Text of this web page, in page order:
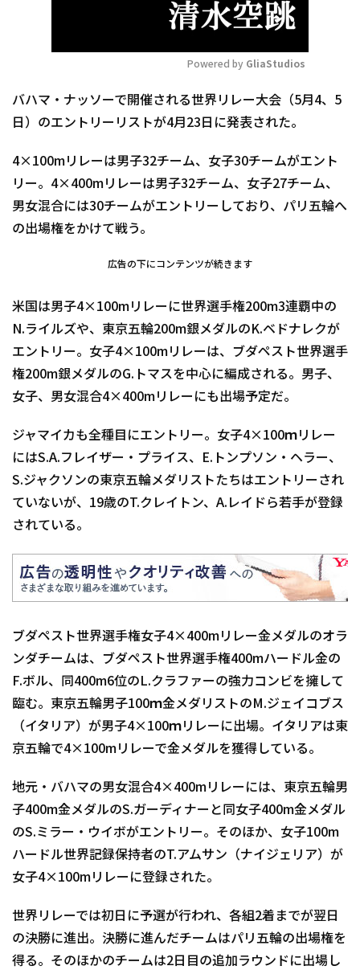
Mute
Powered by GliaStudios
バハマ・ナッソーで開催される世界リレー大会（5月4、5
日）のエントリーリストが4月23日に発表された。
4×100mリレーは男子32チーム、女子30チームがエント
リー。4×400mリレーは男子32チーム、女子27チーム、
男女混合には30チームがエントリーしており、パリ五輪へ
の出場権をかけて戦う。
広告の下にコンテンツが続きます
米国は男子4×100mリレーに世界選手権200m3連覇中の
N.ライルズや、東京五輪200m銀メダルのK.ベドナレクが
エントリー。女子4×100mリレーは、ブダペスト世界選手
権200m銀メダルのG.トマスを中心に編成される。男子、
女子、男女混合4×400mリレーにも出場予定だ。
ジャマイカも全種目にエントリー。女子4×100ｍリレー
にはS.A.フレイザー・プライス、E.トンプソン・ヘラー、
S.ジャクソンの東京五輪メダリストたちはエントリーされ
ていないが、19歳のT.クレイトン、A.レイドら若手が登録
されている。
ブダペスト世界選手権女子4×400mリレー金メダルのオラ
ンダチームは、ブダペスト世界選手権400mハードル金の
F.ボル、同400m6位のL.クラファーの強力コンビを擁して
臨む。東京五輪男子100ｍ金メダリストのM.ジェイコブス
（イタリア）が男子4×100ｍリレーに出場。イタリアは東
京五輪で4×100mリレーで金メダルを獲得している。
地元・バハマの男女混合4×400mリレーには、東京五輪男
子400m金メダルのS.ガーディナーと同女子400m金メダル
のS.ミラー・ウイボがエントリー。そのほか、女子100m
ハードル世界記録保持者のT.アムサン（ナイジェリア）が
女子4×100mリレーに登録された。
世界リレーでは初日に予選が行われ、各組2着までが翌日
の決勝に進出。決勝に進んだチームはパリ五輪の出場権を
得る。そのほかのチームは2日目の追加ラウンドに出場し